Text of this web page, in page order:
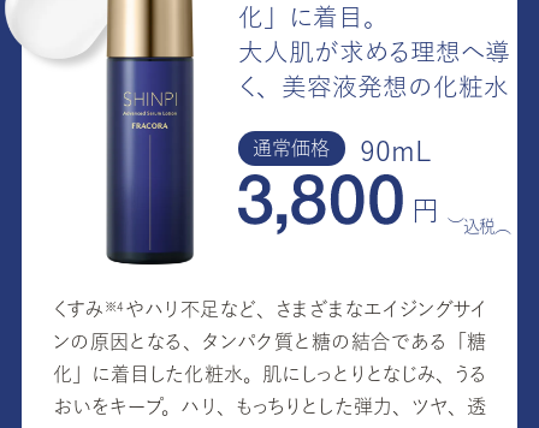
化」に着目。
大人肌が求める理想へ導
く、美容液発想の化粧水
通常価格 90mL
円
（税込）
くすみ ※4 やハリ不足など、さまざまなエイジングサイ
ンの原因となる、タンパク質と糖の結合である「糖
化」に着目した化粧水。肌にしっとりとなじみ、うる
おいをキープ。ハリ、もっちりとした弾力、ツヤ、透